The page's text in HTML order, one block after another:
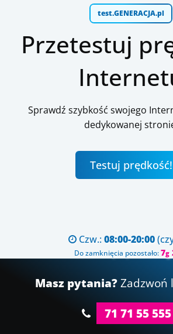
test.GENERACJA.pl
Przetestuj
Sprawdź szybkość swojego
dedykowanej
Testuj prędkość!
Czw.:08:00-20:00
Do zamknięcia pozostało:7g
Masz pytania?Zadzwoń
71 71 55 555